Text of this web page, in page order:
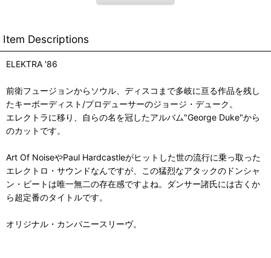
Item Descriptions
ELEKTRA '86
前衛フュージョンからソウル、ディスコまで多岐に亘る作品を残し
たキーボーディスト/プロデューサーのジョージ・デューク。
エレクトラに移り、自らの名を冠したアルバム"George Duke"から
のカットです。
Art Of NoiseやPaul Hardcastleがヒットした世の流行に乗っ取った
エレクトロ・サウンドなんですが、この猛烈なアタックのドンシャ
ン・ビートは唯一無二の存在感ですよね。ダンサー諸氏には古くか
ら超定番のタイトルです。
オリジナル・カンパニースリーヴ。